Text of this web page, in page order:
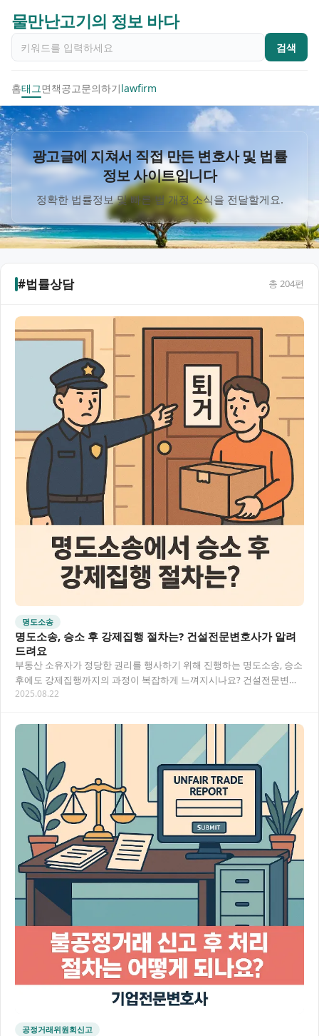
물만난고기의 정보 바다
검색
홈태그면책공고문의하기lawfirm
광고글에 지쳐서 직접 만든 변호사 및 법률
정보 사이트입니다
정확한 법률정보 및 빠른 법 개정 소식을 전달할게요.
#법률상담 총 204편
명도소송
명도소송, 승소 후 강제집행 절차는? 건설전문변호사가 알려
드려요
부동산 소유자가 정당한 권리를 행사하기 위해 진행하는 명도소송, 승소
후에도 강제집행까지의 과정이 복잡하게 느껴지시나요? 건설전문변호
사의 조력을 통한 효과적인 절차 진행 방법을 알…
2025.08.22
공정거래위원회신고